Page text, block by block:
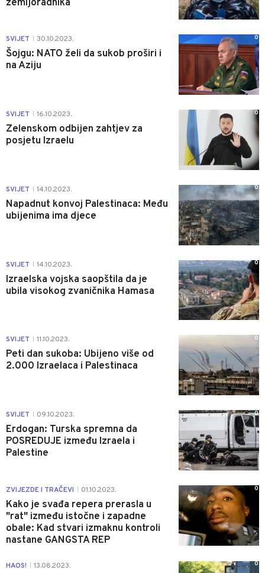
zemljoradnika
SVIJET 30.10.2023.
Šojgu: NATO želi da sukob proširi i
na Aziju
0
SVIJET 16.10.2023.
Zelenskom odbijen zahtjev za
posjetu Izraelu
0
SVIJET 14.10.2023.
Napadnut konvoj Palestinaca: Među
ubijenima ima djece
0
SVIJET 14.10.2023.
Izraelska vojska saopštila da je
ubila visokog zvaničnika Hamasa
0
SVIJET 11.10.2023.
Peti dan sukoba: Ubijeno više od
2.000 Izraelaca i Palestinaca
0
SVIJET 09.10.2023.
Erdogan: Turska spremna da
POSREDUJE između Izraela i
Palestine
0
ZVIJEZDE I TRAČEVI 01.10.2023.
Kako je svađa repera prerasla u
"rat" između istočne i zapadne
obale: Kad stvari izmaknu kontroli
nastane GANGSTA REP
0
HAOS! 13.08.2023. 0